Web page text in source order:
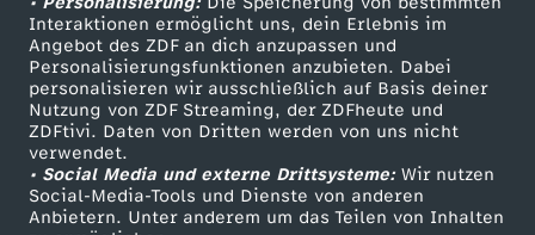
Interaktionen ermöglicht uns, dein Erlebnis im
Angebot des ZDF an dich anzupassen und
Personalisierungsfunktionen anzubieten. Dabei
personalisieren wir ausschließlich auf Basis deiner
Nutzung von ZDF Streaming, der ZDFheute und
ZDFtivi. Daten von Dritten werden von uns nicht
verwendet.
• Social Media und externe Drittsysteme:Wir nutzen
Social-Media-Tools und Dienste von anderen
Anbietern. Unter anderem um das Teilen von Inhalten
g
d
e
r
Sendungen A-Z
TV-Programm
Hilfe
ZDF Unternehmen
Karriere